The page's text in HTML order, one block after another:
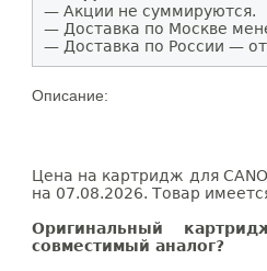
— Акции не суммируются.
— Доставка по Москве
— Доставка по России —
Описание:
Цена на картридж для
на 07.08.2026. Товар
Оригинальный
совместимый аналог?